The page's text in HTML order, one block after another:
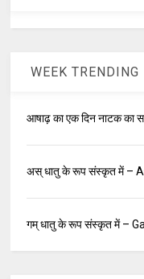
WEEK TRENDING
आषाढ़ का एक दिन नाटक का
अस् धातु के रूप संस्कृत में –
गम् धातु के रूप संस्कृत में –